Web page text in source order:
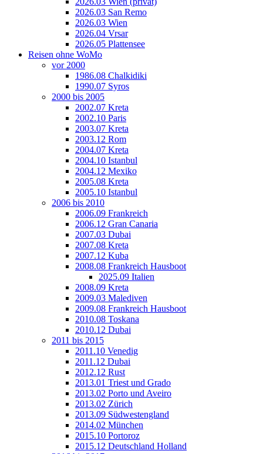
2026.03 San Remo
2026.03 Wien
2026.04 Vrsar
2026.05 Plattensee
Reisen ohne WoMo
vor 2000
1986.08 Chalkidiki
1990.07 Syros
2000 bis 2005
2002.07 Kreta
2002.10 Paris
2003.07 Kreta
2003.12 Rom
2004.07 Kreta
2004.10 Istanbul
2004.12 Mexiko
2005.08 Kreta
2005.10 Istanbul
2006 bis 2010
2006.09 Frankreich
2006.12 Gran Canaria
2007.03 Dubai
2007.08 Kreta
2007.12 Kuba
2008.08 Frankreich Hausboot
2025.09 Italien
2008.09 Kreta
2009.03 Malediven
2009.08 Frankreich Hausboot
2010.08 Toskana
2010.12 Dubai
2011 bis 2015
2011.10 Venedig
2011.12 Dubai
2012.12 Rust
2013.01 Triest und Grado
2013.02 Porto und Aveiro
2013.02 Zürich
2013.09 Südwestengland
2014.02 München
2015.10 Portoroz
2015.12 Deutschland Holland